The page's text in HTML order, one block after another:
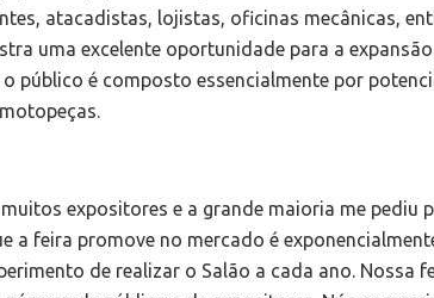
atacadistas, lojistas, oficinas mecânicas,
uma excelente oportunidade para a
público é composto essencialmente por
expositores e a grande maioria me pediu
a feira promove no mercado é
de realizar o Salão a cada ano. Nossa